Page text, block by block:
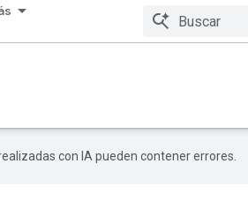
con IA pueden contener errores.